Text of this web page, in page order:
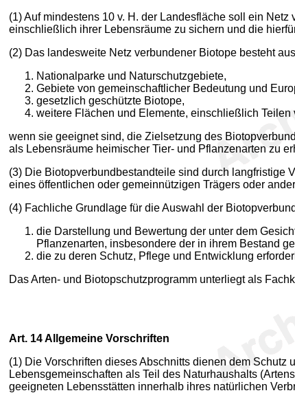
(1) Auf mindestens 10 v. H. der Landesfläche soll ein
einschließlich ihrer Lebensräume zu sichern und die
(2) Das landesweite Netz verbundener Biotope besteht
Nationalparke und Naturschutzgebiete,
Gebiete von gemeinschaftlicher Bedeutung und
gesetzlich geschützte Biotope,
weitere Flächen und Elemente, einschließlich Teilen
wenn sie geeignet sind, die Zielsetzung des
als Lebensräume heimischer Tier- und Pflanzenarten zu
(3) Die Biotopverbundbestandteile sind durch langfristige
eines öffentlichen oder gemeinnützigen Trägers oder
(4) Fachliche Grundlage für die Auswahl der
die Darstellung und Bewertung der unter dem
Pflanzenarten, insbesondere der in ihrem Bestand
die zu deren Schutz, Pflege und Entwicklung
Das Arten- und Biotopschutzprogramm unterliegt als
Art. 14Allgemeine Vorschriften
(1) Die Vorschriften dieses Abschnitts dienen dem
Lebensgemeinschaften als Teil des Naturhaushalts
geeigneten Lebensstätten innerhalb ihres natürlichen